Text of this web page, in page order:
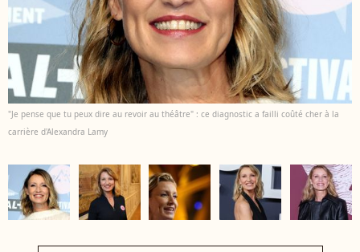
"Je pense que tu peux dire au revoir au théâtre" : ce diagnostic a failli coûté cher à la
carrière d'Alexandra Lamy